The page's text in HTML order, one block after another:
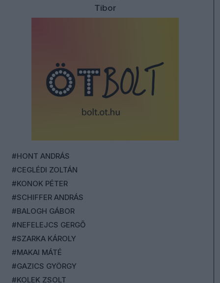
#HONT ANDRÁS
#CEGLÉDI ZOLTÁN
#KONOK PÉTER
#SCHIFFER ANDRÁS
#BALOGH GÁBOR
#NEFELEJCS GERGŐ
#SZARKA KÁROLY
#MAKAI MÁTÉ
#GAZICS GYÖRGY
#KOLEK ZSOLT